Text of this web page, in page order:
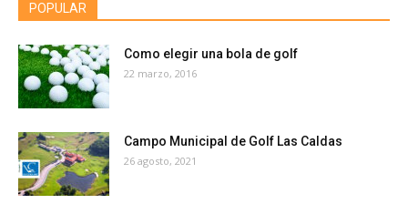
POPULAR
Como elegir una bola de golf
22 marzo, 2016
Campo Municipal de Golf Las Caldas
26 agosto, 2021